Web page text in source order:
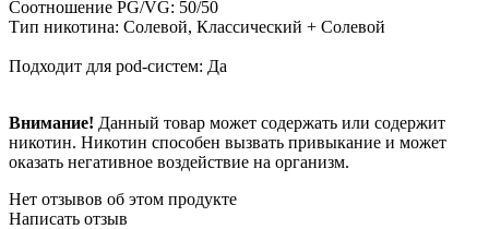
Соотношение PG/VG: 50/50
Тип никотина: Солевой, Классический + Солевой
Подходит для pod-систем: Да
Внимание! Данный товар может содержать или содержит
никотин. Никотин способен вызвать привыкание и может
оказать негативное воздействие на организм.
Нет отзывов об этом продукте
Написать отзыв